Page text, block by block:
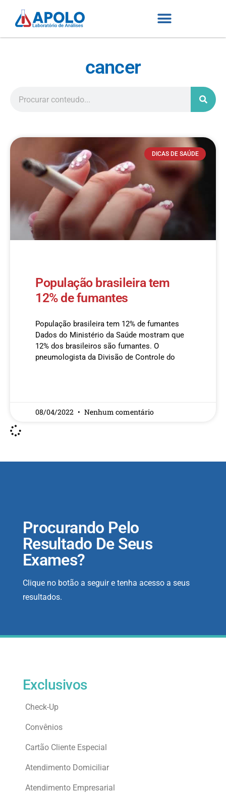
cancer
DICAS DE SAÚDE
População brasileira tem
12% de fumantes
População brasileira tem 12% de fumantes
Dados do Ministério da Saúde mostram que
12% dos brasileiros são fumantes. O
pneumologista da Divisão de Controle do
08/04/2022 Nenhum comentário
Procurando Pelo
Resultado De Seus
Exames?
Clique no botão a seguir e tenha acesso a seus
resultados.
Exclusivos
Check-Up
Convênios
Cartão Cliente Especial
Atendimento Domiciliar
Atendimento Empresarial